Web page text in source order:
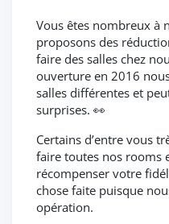
Vous êtes nombreux à
proposons des
faire des salles chez
ouverture en 2016
salles différentes et
surprises. 👀
Certains d’entre vous
faire toutes nos rooms
récompenser votre
chose faite puisque
opération.